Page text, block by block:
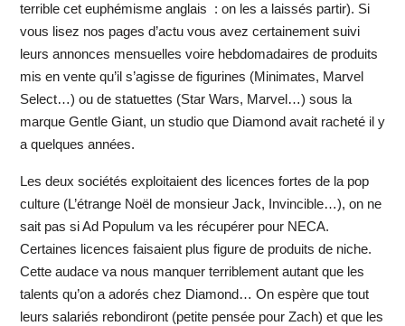
terrible cet euphémisme anglais : on les a laissés partir). Si
vous lisez nos pages d’actu vous avez certainement suivi
leurs annonces mensuelles voire hebdomadaires de produits
mis en vente qu’il s’agisse de figurines (Minimates, Marvel
Select…) ou de statuettes (Star Wars, Marvel…) sous la
marque Gentle Giant, un studio que Diamond avait racheté il y
a quelques années.
Les deux sociétés exploitaient des licences fortes de la pop
culture (L’étrange Noël de monsieur Jack, Invincible…), on ne
sait pas si Ad Populum va les récupérer pour NECA.
Certaines licences faisaient plus figure de produits de niche.
Cette audace va nous manquer terriblement autant que les
talents qu’on a adorés chez Diamond… On espère que tout
leurs salariés rebondiront (petite pensée pour Zach) et que les